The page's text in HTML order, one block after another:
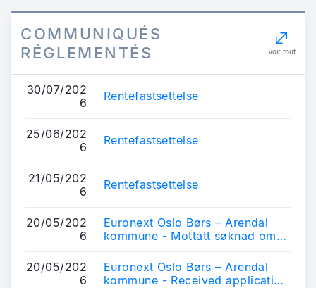
COMMUNIQUÉS
RÉGLEMENTÉS
Voir tout
30/07/202
6
Rentefastsettelse
25/06/202
6
Rentefastsettelse
21/05/202
6
Rentefastsettelse
20/05/202
6
Euronext Oslo Børs – Arendal
kommune - Mottatt søknad om
20/05/202
6
Euronext Oslo Børs – Arendal
kommune - Received application